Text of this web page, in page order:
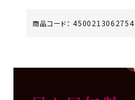
商品コード： 4500213062754